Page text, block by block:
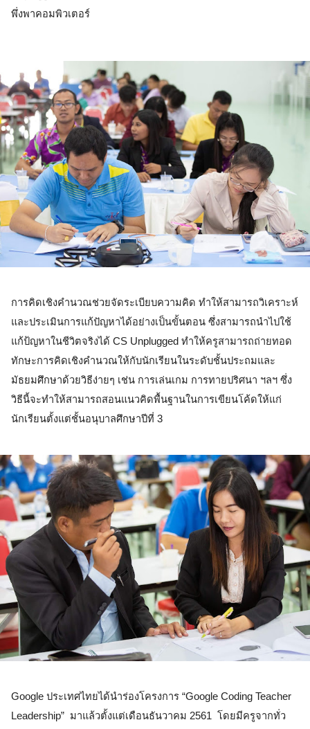
พึ่งพาคอมพิวเตอร์
การคิดเชิงคำนวณช่วยจัดระเบียบความคิด ทำให้สามารถวิเคราะห์
และประเมินการแก้ปัญหาได้อย่างเป็นขั้นตอน ซึ่งสามารถนำไปใช้
แก้ป้ญหาในชีวิตจริงได้ CS Unplugged ทำให้ครูสามารถถ่ายทอด
ทักษะการคิดเชิงคำนวณให้กับนักเรียนในระดับชั้นประถมและ
มัธยมศึกษาด้วยวิธีง่ายๆ เช่น การเล่นเกม การทายปริศนา ฯลฯ ซึ่ง
วิธีนี้จะทำให้สามารถสอนแนวคิดพื้นฐานในการเขียนโค้ดให้แก่
นักเรียนตั้งแต่ชั้นอนุบาลศึกษาปีที่ 3
Google ประเทศไทยได้นำร่องโครงการ “Google Coding Teacher
Leadership”  มาแล้วตั้งแต่เดือนธันวาคม 2561  โดยมีครูจากทั่ว